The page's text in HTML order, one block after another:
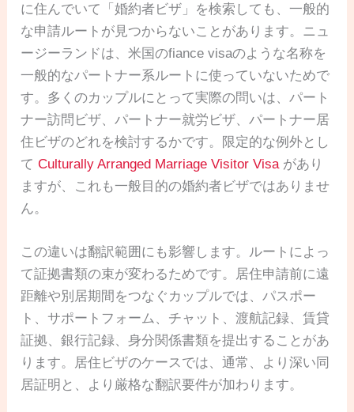
に住んでいて「婚約者ビザ」を検索しても、一般的
な申請ルートが見つからないことがあります。ニュ
ージーランドは、米国のfiance visaのような名称を
一般的なパートナー系ルートに使っていないためで
す。多くのカップルにとって実際の問いは、パート
ナー訪問ビザ、パートナー就労ビザ、パートナー居
住ビザのどれを検討するかです。限定的な例外とし
てCulturally Arranged Marriage Visitor Visaがあり
ますが、これも一般目的の婚約者ビザではありませ
ん。
この違いは翻訳範囲にも影響します。ルートによっ
て証拠書類の束が変わるためです。居住申請前に遠
距離や別居期間をつなぐカップルでは、パスポー
ト、サポートフォーム、チャット、渡航記録、賃貸
証拠、銀行記録、身分関係書類を提出することがあ
ります。居住ビザのケースでは、通常、より深い同
居証明と、より厳格な翻訳要件が加わります。